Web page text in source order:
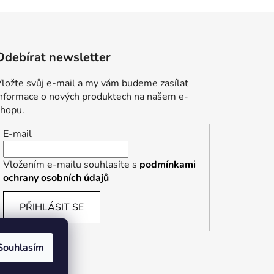
newsletter
svůj e-mail a my vám budeme zasílat
o nových produktech na našem e-
E-mail
Vložením e-mailu souhlasíte s podmínkami
ochrany osobních údajů
PŘIHLÁSIT SE